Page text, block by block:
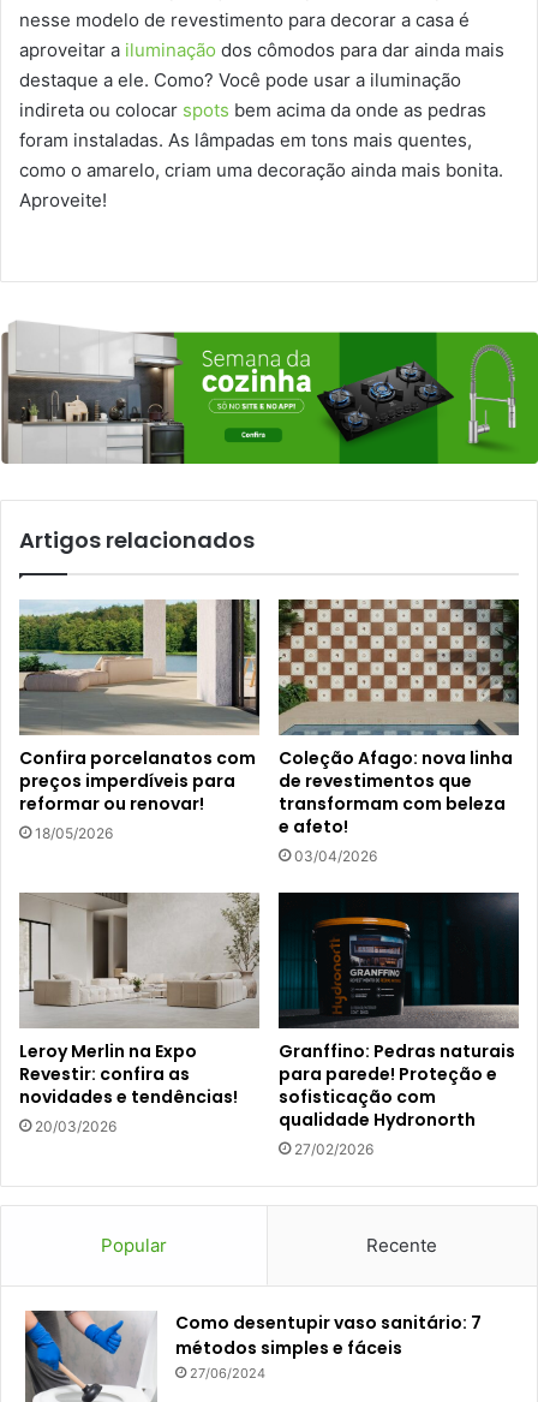
nesse modelo de revestimento para decorar a casa é
aproveitar a iluminação dos cômodos para dar ainda mais
destaque a ele. Como? Você pode usar a iluminação
indireta ou colocar spots bem acima da onde as pedras
foram instaladas. As lâmpadas em tons mais quentes,
como o amarelo, criam uma decoração ainda mais bonita.
Aproveite!
Artigos relacionados
Confira porcelanatos com
preços imperdíveis para
reformar ou renovar!
18/05/2026
Coleção Afago: nova linha
de revestimentos que
transformam com beleza
e afeto!
03/04/2026
Leroy Merlin na Expo
Revestir: confira as
novidades e tendências!
20/03/2026
Granffino: Pedras naturais
para parede! Proteção e
sofisticação com
qualidade Hydronorth
27/02/2026
Popular Recente
Como desentupir vaso sanitário: 7
métodos simples e fáceis
27/06/2024